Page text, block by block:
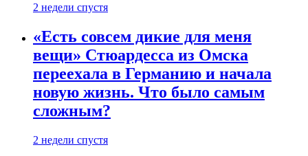
2 недели спустя
«Есть совсем дикие для меня
вещи» Стюардесса из Омска
переехала в Германию и начала
новую жизнь. Что было самым
сложным?
2 недели спустя